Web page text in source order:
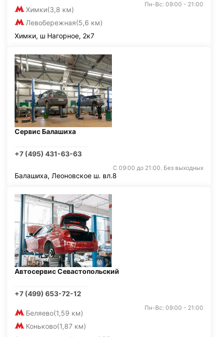
Химки(3,8 км)
Левобережная(5,6 км)
Пн-Вс: 09:00 - 21:00
Химки, ш Нагорное, 2к7
Сервис Балашиха
+7 (495) 431-63-63
С 09:00 до 21:00. Без выходных
Балашиха, Леоновское ш. вл.8
Автосервис Севастопольский
+7 (499) 653-72-12
Беляево(1,59 км)
Коньково(1,87 км)
Пн-Вс: 09:00 - 21:00